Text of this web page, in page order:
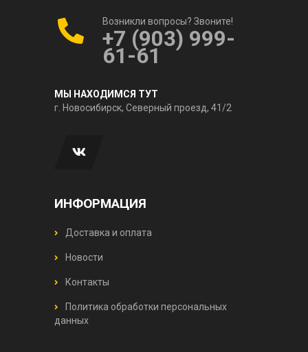
Возникли вопросы? Звоните!
+7 (903) 999-
61-61
МЫ НАХОДИМСЯ ТУТ
г. Новосибирск, Северный проезд, 41/2
ИНФОРМАЦИЯ
Доставка и оплата
Новости
Контакты
Политика обработки персональных
данных